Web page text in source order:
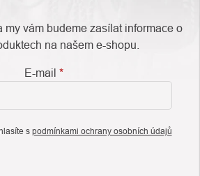
my vám budeme zasílat informace o
na našem e-shopu.
E-mail
s podmínkami ochrany osobních údajů